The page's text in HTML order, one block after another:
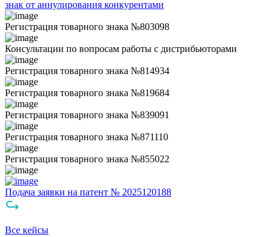
знак от аннулирования конкурентами
Регистрация товарного знака №803098
Консультации по вопросам работы с дистрибьюторами
Регистрация товарного знака №814934
Регистрация товарного знака №819684
Регистрация товарного знака №839091
Регистрация товарного знака №871110
Регистрация товарного знака №855022
Подача заявки на патент № 2025120188
Все кейсы